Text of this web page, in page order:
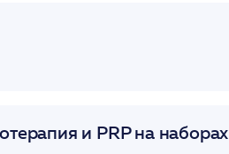
и PRP на наборах